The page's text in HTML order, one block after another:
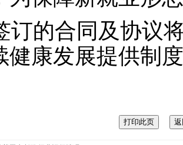
订的合同及协议
健康发展提供制